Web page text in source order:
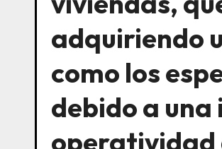
adquiriendo
como los
debido a una
operatividad